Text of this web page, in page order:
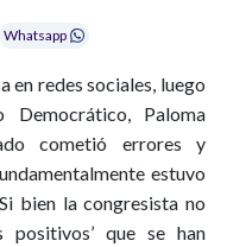
Whatsapp
en redes sociales, luego
Paloma
cometió errores y
estuvo
Si bien la congresista no
positivos’ que se han